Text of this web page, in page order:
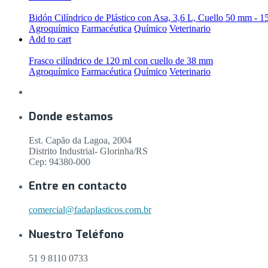
Bidón Cilíndrico de Plástico con Asa, 3,6 L, Cuello 50 mm -
Agroquímico Farmacéutica Químico Veterinario
Add to cart
Frasco cilíndrico de 120 ml con cuello de 38 mm
Agroquímico Farmacéutica Químico Veterinario
Donde estamos
Est. Capão da Lagoa, 2004
Distrito Industrial- Glorinha/RS
Cep: 94380-000
Entre en contacto
comercial@fadaplasticos.com.br
Nuestro Teléfono
51 9 8110 0733